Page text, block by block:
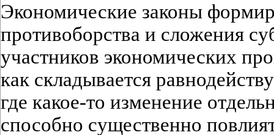
Экономические законы
противоборства и сложения
участников экономических
как складывается
где какое-то изменение
способно существенно